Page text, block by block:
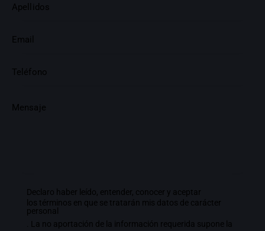
Declaro haber leído, entender, conocer y aceptar
los términos en que se tratarán mis datos de carácter
personal
. La no aportación de la información requerida supone la